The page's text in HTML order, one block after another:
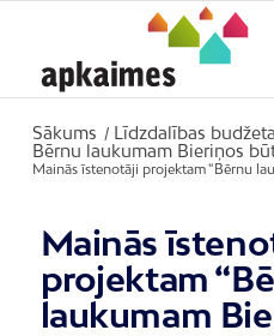
Sākums / Līdzdalības
Bērnu laukumam Bieriņos
Mainās īstenotāji projektam “Bērnu
Mainās
projektam
laukumam